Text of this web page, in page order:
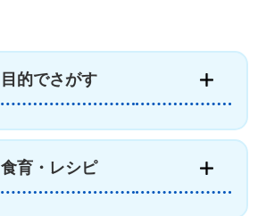
目的でさがす
食育・レシピ